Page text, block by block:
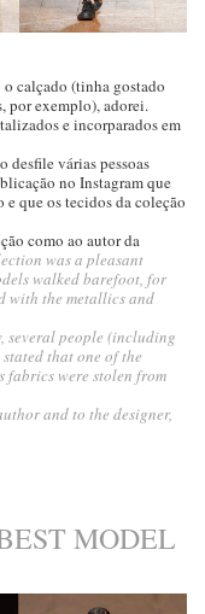
calçado (tinha gostado
por exemplo), adorei.
e incorparados em
desfile várias pessoas
no Instagram que
que os tecidos da coleção
como ao autor da
was a pleasant
walked barefoot, for
with the metallics and
several people (including
that one of the
fabrics were stolen from
and to the designer,
MODEL